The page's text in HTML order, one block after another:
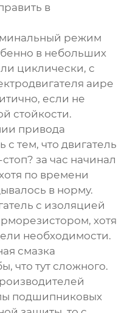
в
режим
в небольших
циклически, с
аире
если не
стойкости.
привода
с тем, что двигатель
за час начинал
по времени
в норму.
с изоляцией
хотя
необходимости.
смазка
что тут сложного.
подшипниковых